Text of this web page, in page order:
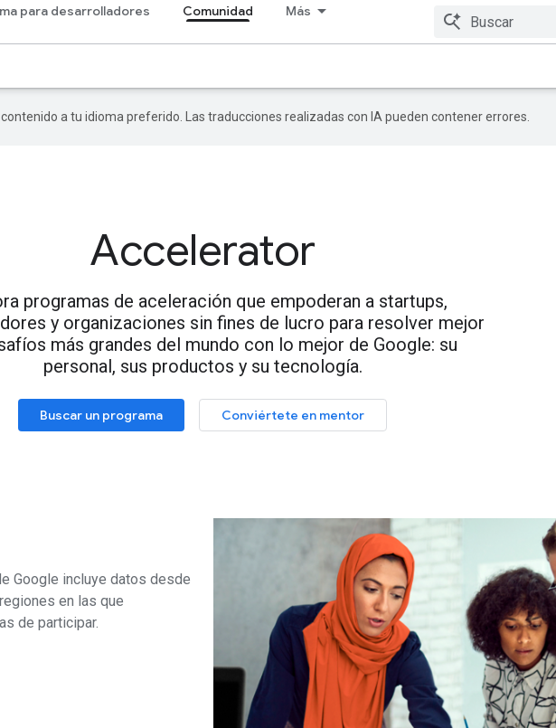
para desarrolladores Comunidad Más
a tu idioma preferido. Las traducciones realizadas con IA pueden contener errores.
Accelerator
programas de aceleración que empoderan a startups,
y organizaciones sin fines de lucro para resolver mejor
más grandes del mundo con lo mejor de Google: su
personal, sus productos y su tecnología.
Buscar un programa Conviértete en mentor
Google incluye datos desde
en las que
de participar.